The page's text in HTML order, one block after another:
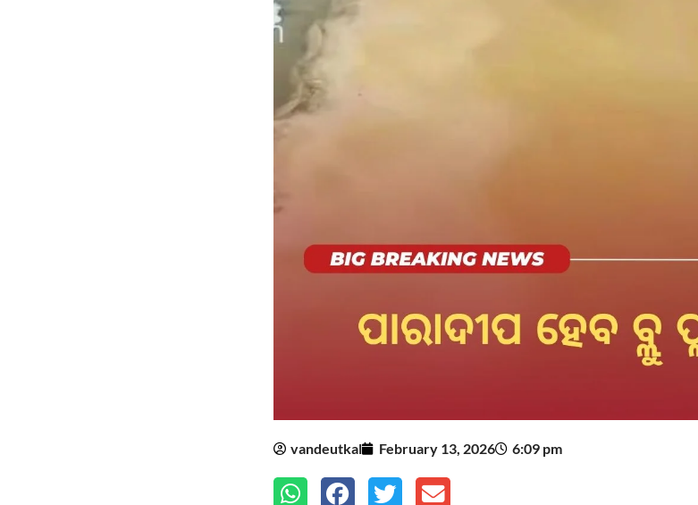
vandeutkal February 13, 2026 6:09 pm